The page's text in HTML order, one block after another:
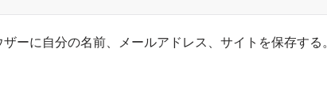
ーに自分の名前、メールアドレス、サイトを保存する。